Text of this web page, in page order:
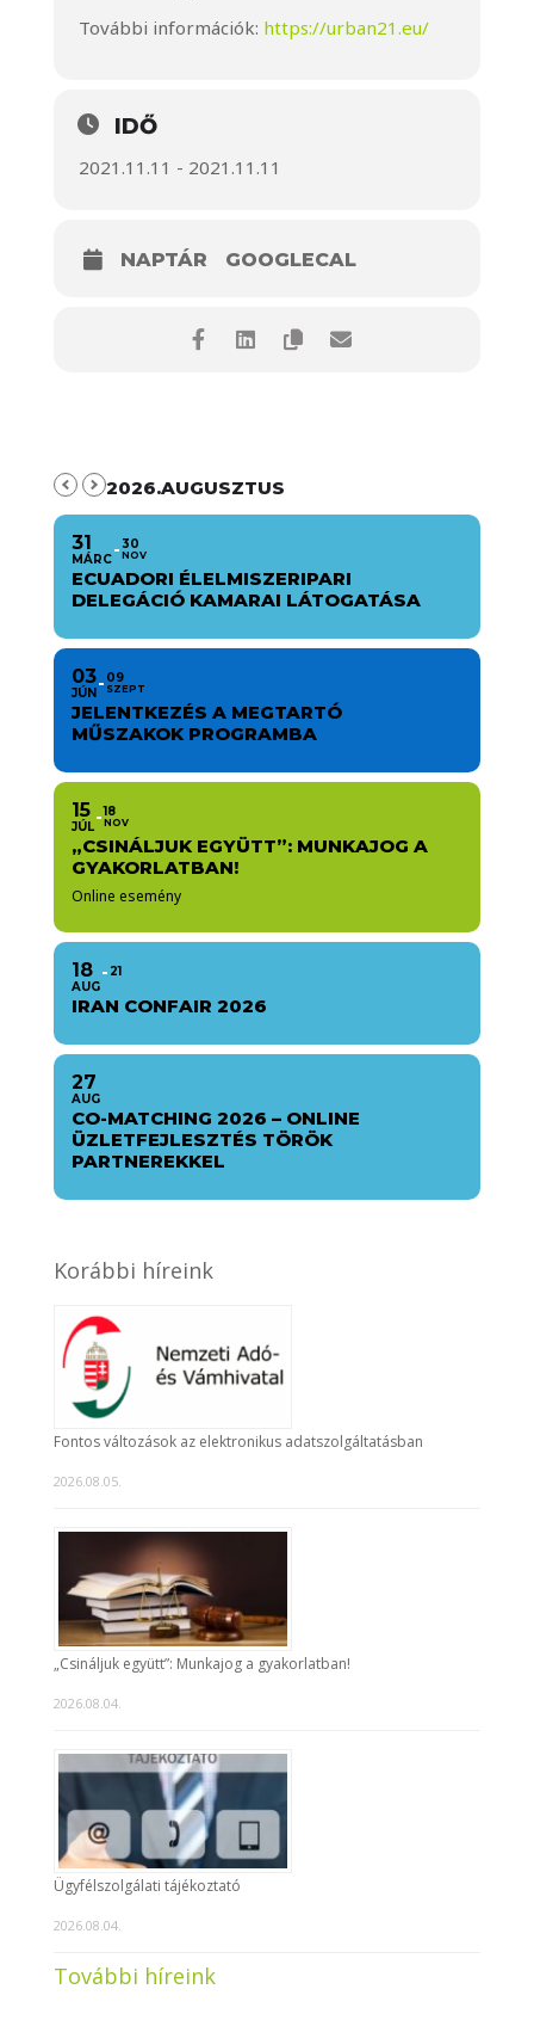
További információk: https://urban21.eu/
IDŐ
2021.11.11 - 2021.11.11
NAPTÁR GOOGLECAL
2026.AUGUSZTUS
31
MÁRC
30
NOV
ECUADORI ÉLELMISZERIPARI
DELEGÁCIÓ KAMARAI LÁTOGATÁSA
03
JÚN
09
SZEPT
JELENTKEZÉS A MEGTARTÓ
MŰSZAKOK PROGRAMBA
15
JÚL
18
NOV
„CSINÁLJUK EGYÜTT”: MUNKAJOG A
GYAKORLATBAN!
Online esemény
18
AUG
21
IRAN CONFAIR 2026
27
AUG
CO-MATCHING 2026 – ONLINE
ÜZLETFEJLESZTÉS TÖRÖK
PARTNEREKKEL
Korábbi híreink
Fontos változások az elektronikus adatszolgáltatásban
2026.08.05.
„Csináljuk együtt”: Munkajog a gyakorlatban!
2026.08.04.
Ügyfélszolgálati tájékoztató
2026.08.04.
További híreink